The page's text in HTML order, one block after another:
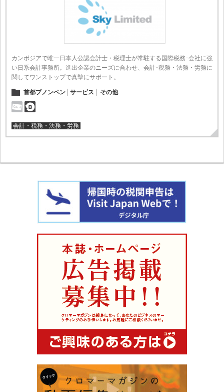
カンボジアで唯一日本人公認会計士・税理士が常駐する国際税務･会社に強
い日系会計事務所。進出企業のニーズに合わせ、会計･税務・法務・労務に
関してワンストップで真摯にサポート。
首都プノンペン サービス その他
会計・税務・法務・労務